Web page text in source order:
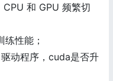
和 GPU 频繁切
性能；
动程序，cuda是否升